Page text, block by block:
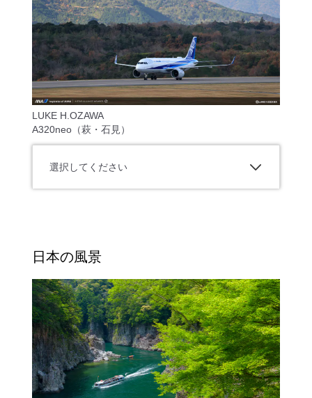
LUKE H.OZAWA
A320neo（萩・石見）
選択してください
日本の風景